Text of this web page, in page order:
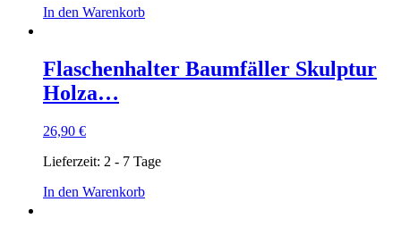
In den Warenkorb
Flaschenhalter Baumfäller Skulptur
Holza…
26,90 €
Lieferzeit: 2 - 7 Tage
In den Warenkorb